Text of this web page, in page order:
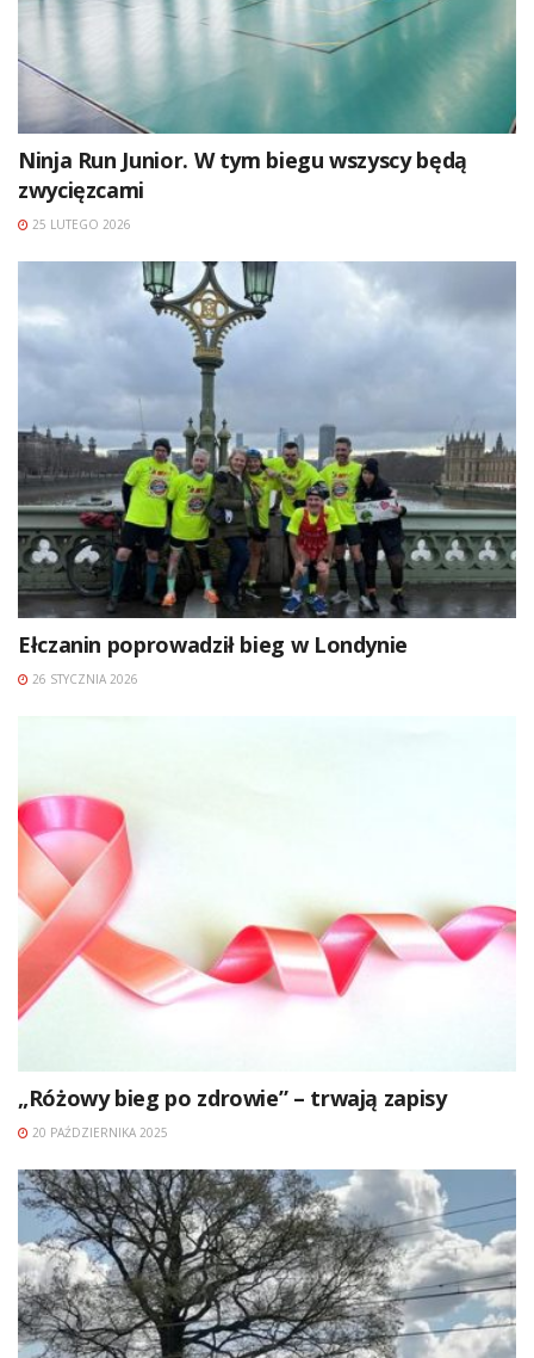
Ninja Run Junior. W tym biegu wszyscy będą
zwycięzcami
25 LUTEGO 2026
Ełczanin poprowadził bieg w Londynie
26 STYCZNIA 2026
„Różowy bieg po zdrowie” – trwają zapisy
20 PAŹDZIERNIKA 2025